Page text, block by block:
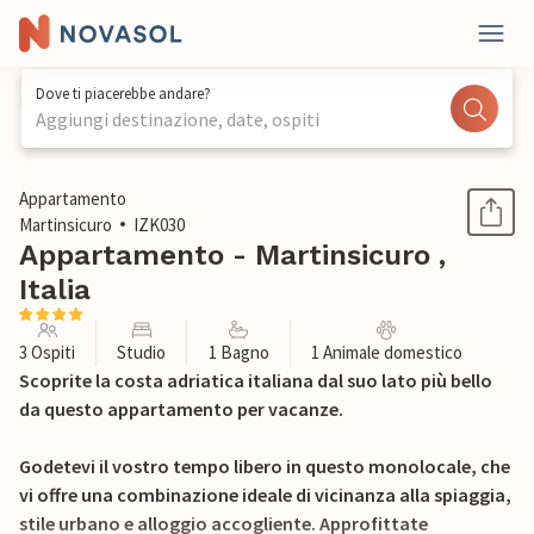
Dove ti piacerebbe andare?
Aggiungi destinazione, date, ospiti
1 / 22
Appartamento
Martinsicuro
IZK030
Appartamento - Martinsicuro ,
Italia
3 Ospiti Studio 1 Bagno 1 Animale domestico
Scoprite la costa adriatica italiana dal suo lato più bello
da questo appartamento per vacanze.
Godetevi il vostro tempo libero in questo monolocale, che
vi offre una combinazione ideale di vicinanza alla spiaggia,
stile urbano e alloggio accogliente. Approfittate